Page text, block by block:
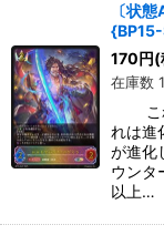
〔状
{BP15-
170円(
在庫数
これ
れは進
が進化
ウンタ
以上…